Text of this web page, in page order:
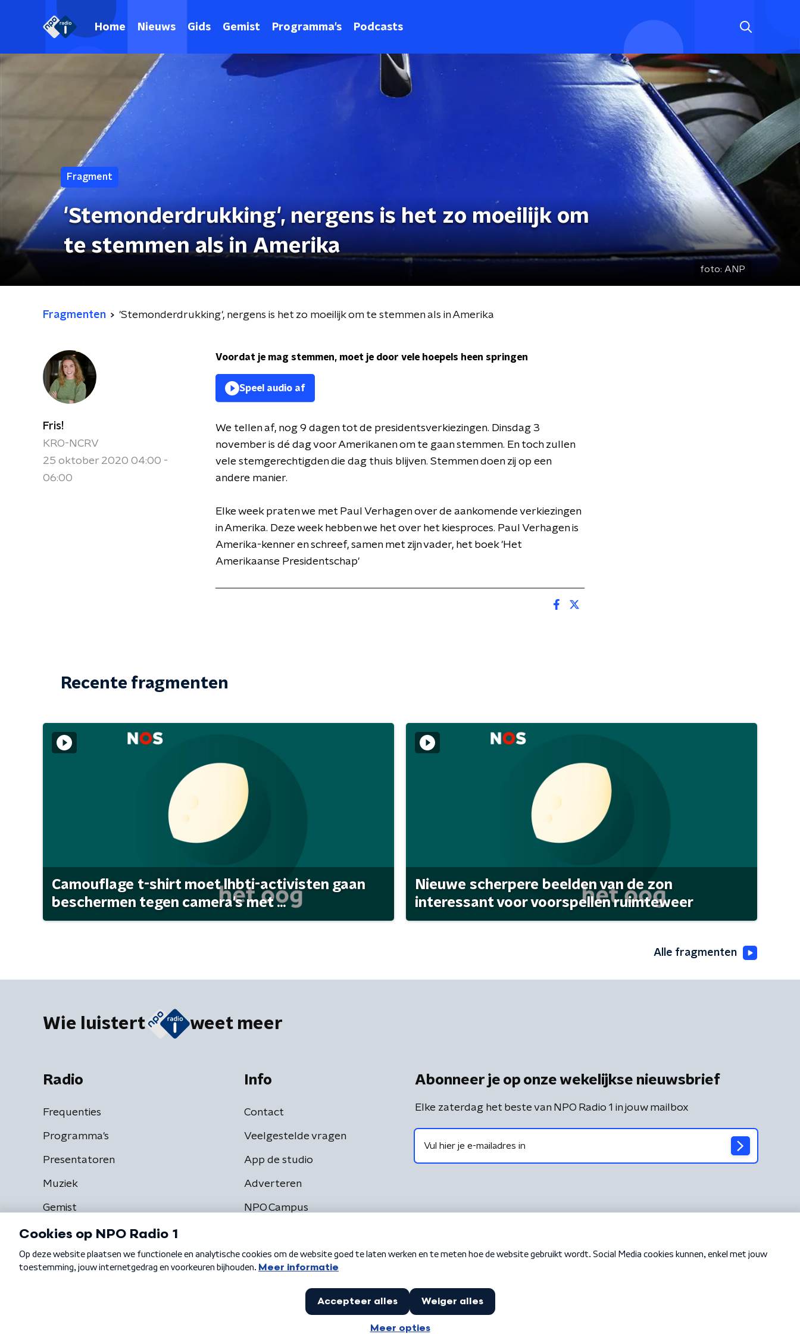
Home Nieuws Gids Gemist Programma's Podcasts
Fragment
'Stemonderdrukking', nergens is het zo moeilijk om
te stemmen als in Amerika
foto: ANP
Fragmenten 'Stemonderdrukking', nergens is het zo moeilijk om te stemmen als in Amerika
Fris!
KRO-NCRV
25 oktober 2020 04:00 -
06:00
Voordat je mag stemmen, moet je door vele hoepels heen springen
Speel audio af
We tellen af, nog 9 dagen tot de presidentsverkiezingen. Dinsdag 3
november is dé dag voor Amerikanen om te gaan stemmen. En toch zullen
vele stemgerechtigden die dag thuis blijven. Stemmen doen zij op een
andere manier.
Elke week praten we met Paul Verhagen over de aankomende verkiezingen
in Amerika. Deze week hebben we het over het kiesproces. Paul Verhagen is
Amerika-kenner en schreef, samen met zijn vader, het boek 'Het
Amerikaanse Presidentschap'
Recente fragmenten
Camouflage t-shirt moet lhbti-activisten gaan
beschermen tegen camera's met ...
Nieuwe scherpere beelden van de zon
interessant voor voorspellen ruimteweer
Alle fragmenten
Wie luistert weet meer
Radio
Frequenties
Programma's
Presentatoren
Muziek
Gemist
Info
Contact
Veelgestelde vragen
App de studio
Adverteren
NPO Campus
Abonneer je op onze wekelijkse nieuwsbrief
Elke zaterdag het beste van NPO Radio 1 in jouw mailbox
Algemene voorwaarden Privacybeleid